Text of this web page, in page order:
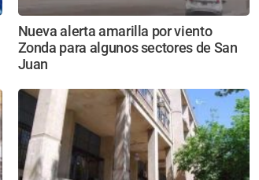
Nueva alerta amarilla por viento
Zonda para algunos sectores de San
Juan